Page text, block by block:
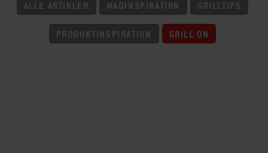
ALLE ARTIKLER MADINSPIRATION GRILLTIPS
PRODUKTINSPIRATION GRILL ON